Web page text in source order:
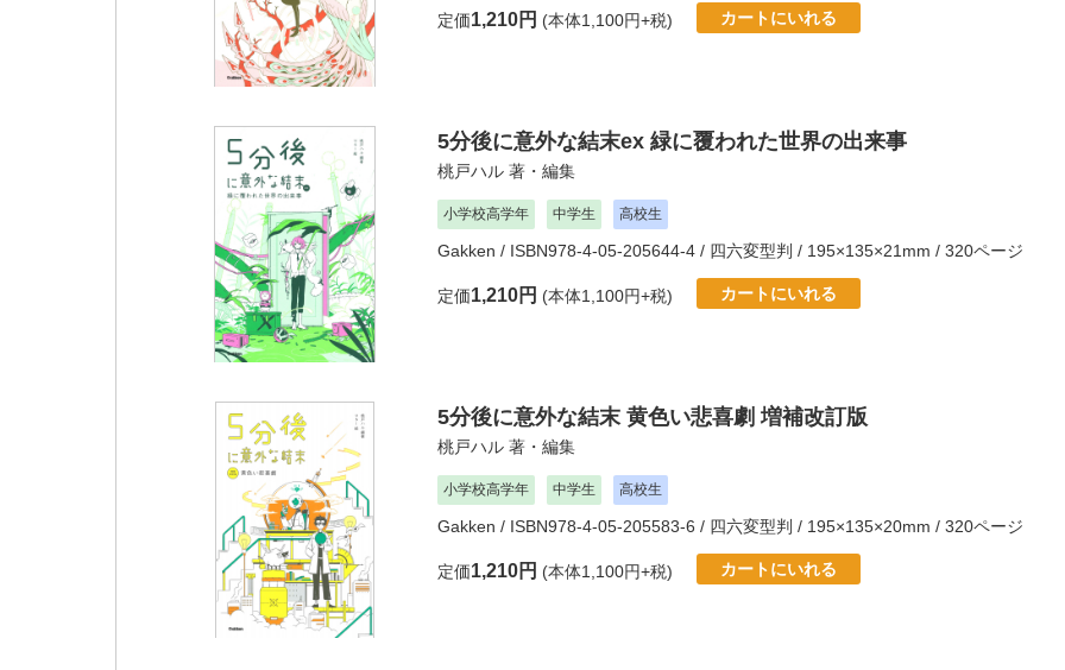
定価1,210円 (本体1,100円+税) カートにいれる
5分後に意外な結末ex 緑に覆われた世界の出来事
桃戸ハル 著・編集
小学校高学年 中学生 高校生
Gakken / ISBN978-4-05-205644-4 / 四六変型判 / 195×135×21mm / 320ページ
定価1,210円 (本体1,100円+税) カートにいれる
5分後に意外な結末 黄色い悲喜劇 増補改訂版
桃戸ハル 著・編集
小学校高学年 中学生 高校生
Gakken / ISBN978-4-05-205583-6 / 四六変型判 / 195×135×20mm / 320ページ
定価1,210円 (本体1,100円+税) カートにいれる